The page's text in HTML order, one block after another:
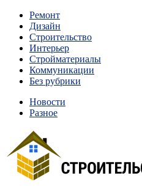
Перейти
содержимому
Ремонт
Дизайн
Строительство
Интерьер
Стройматериалы
Коммуникации
Без рубрики
Новости
Разное